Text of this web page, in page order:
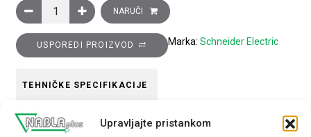
Upravljajte pristankom
Glava plavog istaknutog svjetlećeg tipkala promjera 22,
NARUČI
USPOREDI PROIZVOD Marka: Schneider Electric
TEHNIČKE SPECIFIKACIJE
Boja